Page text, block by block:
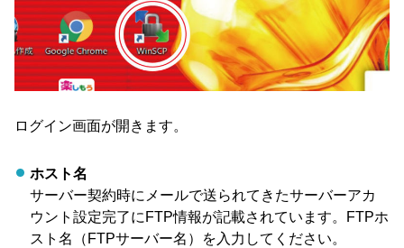
ログイン画面が開きます。
ホスト名
サーバー契約時にメールで送られてきたサーバーアカ
ウント設定完了にFTP情報が記載されています。FTPホ
スト名（FTPサーバー名）を入力してください。